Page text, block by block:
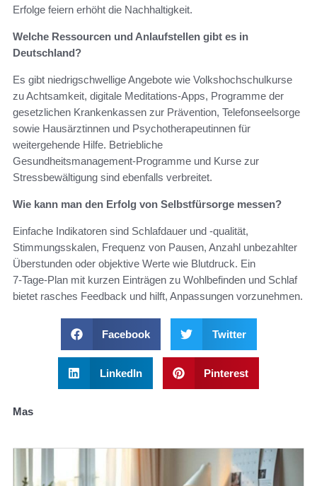
Erfolge feiern erhöht die Nachhaltigkeit.
Welche Ressourcen und Anlaufstellen gibt es in
Deutschland?
Es gibt niedrigschwellige Angebote wie Volkshochschulkurse
zu Achtsamkeit, digitale Meditations‑Apps, Programme der
gesetzlichen Krankenkassen zur Prävention, Telefonseelsorge
sowie Hausärztinnen und Psychotherapeutinnen für
weitergehende Hilfe. Betriebliche
Gesundheitsmanagement‑Programme und Kurse zur
Stressbewältigung sind ebenfalls verbreitet.
Wie kann man den Erfolg von Selbstfürsorge messen?
Einfache Indikatoren sind Schlafdauer und -qualität,
Stimmungsskalen, Frequenz von Pausen, Anzahl unbezahlter
Überstunden oder objektive Werte wie Blutdruck. Ein
7‑Tage‑Plan mit kurzen Einträgen zu Wohlbefinden und Schlaf
bietet rasches Feedback und hilft, Anpassungen vorzunehmen.
Facebook Twitter
LinkedIn Pinterest
Mas